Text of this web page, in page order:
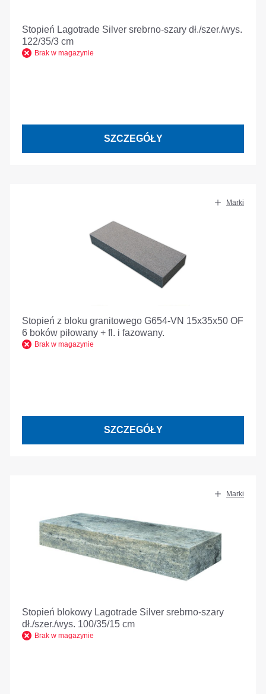
Stopień Lagotrade Silver srebrno-szary dł./szer./wys.
122/35/3 cm
Brak w magazynie
SZCZEGÓŁY
Marki
Stopień z bloku granitowego G654-VN 15x35x50 OF
6 boków piłowany + fl. i fazowany.
Brak w magazynie
SZCZEGÓŁY
Marki
Stopień blokowy Lagotrade Silver srebrno-szary
dł./szer./wys. 100/35/15 cm
Brak w magazynie